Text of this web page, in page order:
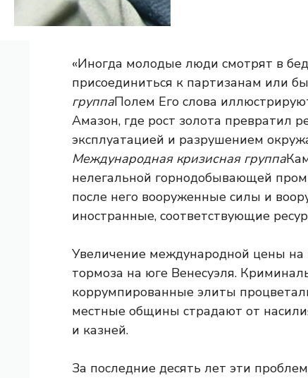
«Иногда молодые люди смотрят в
присоединиться к партизанам или
группаПолем Его слова
Амазон, где рост золота превратил
эксплуатацией и разрушением
Международная кризисная группа
нелегальной горнодобывающей
после него вооруженные силы и
иностранные, соответствующие
Увеличение международной цены на
тормоза на юге Венесуэля.
коррумпированные элиты
местные общины страдают от
и казней.
За последние десять лет эти